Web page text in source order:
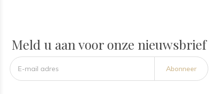
Meld u aan voor onze nieuwsbrief
Abonneer